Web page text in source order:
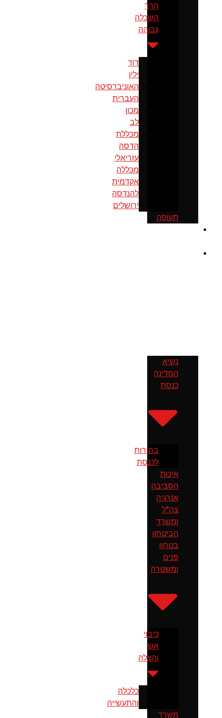
הרך
השכלה
גבוהה
דוד
ילין
האוניברסיטה
העברית
מכון
לב
מכללת
הדסה
עזריאלי
מכללה
אקדמית
להנדסה
ירושלים
תעופה
נשיא
המדינה
כנסת
בחירות
לכנסת
איכות
הסביבה
אנרגיה
צה"ל
ומשרד
הביטחון
בטחון
פנים
ומשטרה
כיבוי
אש
והצלה
כלכלה
והתעשייה
משרד